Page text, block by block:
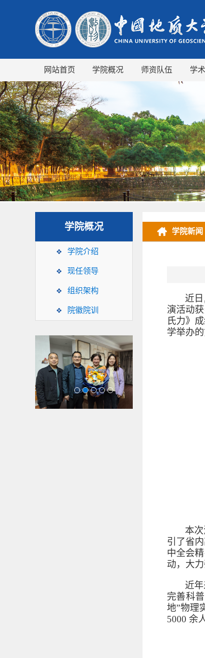
网站首页 学院概况 师资队伍 学
学院概况
学院介绍
现任领导
组织架构
院徽院训
1 2 3 4 5
学院新闻
近日
演活动
氏力》
学举办
本
引了省
中全会
动，大
近
完善科
地”物理
5000 余